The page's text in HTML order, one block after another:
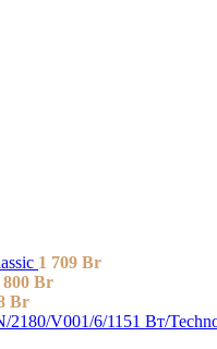
1 709 Br
800 Br
Br
V001/6/1151 Вт/